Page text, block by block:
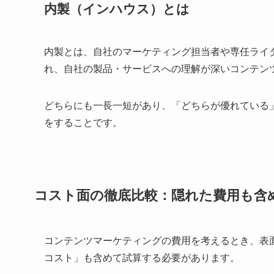
内製（インハウス）とは
内製とは、自社のマーケティング担当者や専任ラ
れ、自社の製品・サービスへの理解が深いコンテ
どちらにも一長一短があり、「どちらが優れてい
をすることです。
コスト面の徹底比較：隠れた費用も含
コンテンツマーケティングの費用を考えるとき、
コスト」も含めて試算する必要があります。